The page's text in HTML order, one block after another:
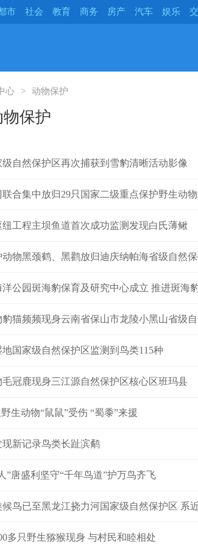
市 社会 教育 商务 房产 汽车 娱乐
心 动物保护
保护
自然保护区再次捕获到雪豹清晰活动影像
合集中放归29只国家二级重点保护野生动
工程主坝鱼道首次成功监测发现白氏薄鳅
物黑颈鹤、黑鹳放归迪庆纳帕海省级自然
公园斑海豹保育及研究中心成立 推进斑海
猫频频现身云南省保山市龙陵小黑山省级
国家级自然保护区监测到鸟类115种
冠鹿现身三江源自然保护区核心区班玛县
生动物“鼠鼠”受伤 “蜀黍”来援
新记录鸟类长趾滨鹬
”唐盛利坚守“千年鸟道”护万鸟齐飞
候鸟已至黑龙江挠力河国家级自然保护区 系
多只野生猕猴现身 与村民和睦相处